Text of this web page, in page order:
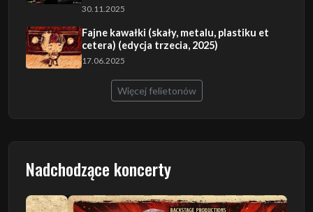
30.11.2025
Fajne kawałki (skały, metalu, plastiku et
cetera) (edycja trzecia, 2025)
17.06.2025
Więcej felietonów
Nadchodzące koncerty